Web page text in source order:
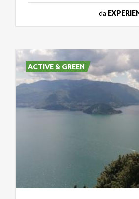
da
ACTIVE & GREEN